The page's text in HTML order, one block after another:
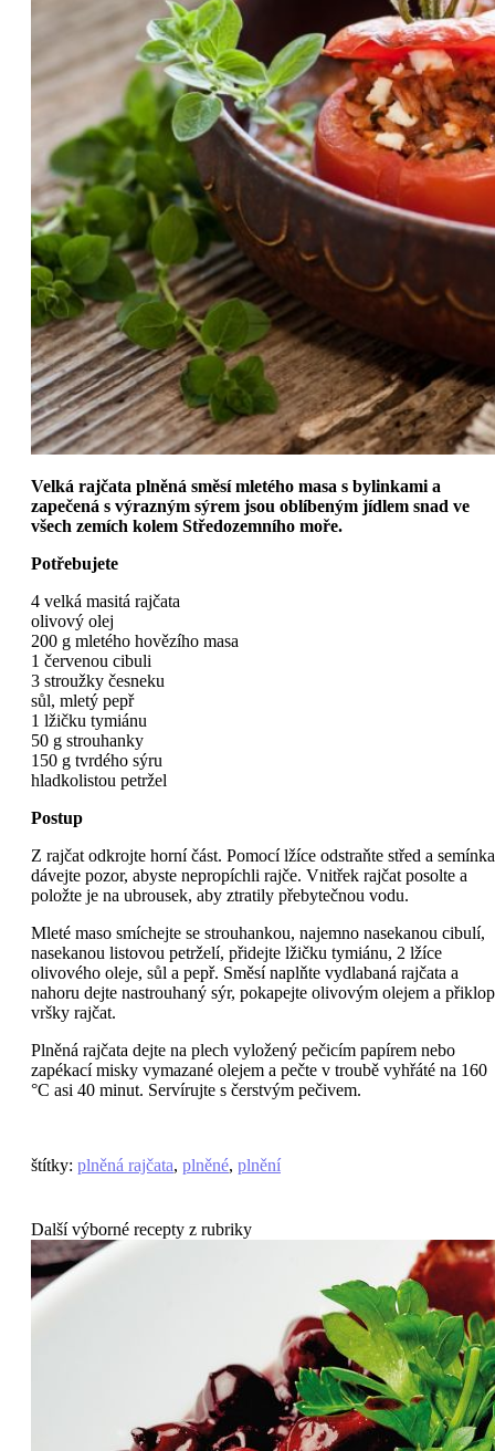
Velká rajčata plněná směsí mletého masa s bylinkami a
zapečená s výrazným sýrem jsou oblíbeným jídlem snad ve
všech zemích kolem Středozemního moře.
Potřebujete
4 velká masitá rajčata
olivový olej
200 g mletého hovězího masa
1 červenou cibuli
3 stroužky česneku
sůl, mletý pepř
1 lžičku tymiánu
50 g strouhanky
150 g tvrdého sýru
hladkolistou petržel
Postup
Z rajčat odkrojte horní část. Pomocí lžíce odstraňte střed a
dávejte pozor, abyste nepropíchli rajče. Vnitřek rajčat posolte a
položte je na ubrousek, aby ztratily přebytečnou vodu.
Mleté maso smíchejte se strouhankou, najemno nasekanou cibulí,
nasekanou listovou petrželí, přidejte lžičku tymiánu, 2 lžíce
olivového oleje, sůl a pepř. Směsí naplňte vydlabaná rajčata a
nahoru dejte nastrouhaný sýr, pokapejte olivovým olejem a
vršky rajčat.
Plněná rajčata dejte na plech vyložený pečicím papírem nebo
zapékací misky vymazané olejem a pečte v troubě vyhřáté na 160
°C asi 40 minut. Servírujte s čerstvým pečivem.
štítky: plněná rajčata, plněné, plnění
Další výborné recepty z rubriky